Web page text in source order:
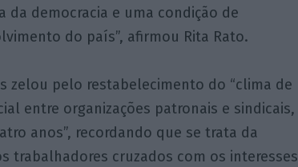
da democracia e uma condição de
do país”, afirmou Rita Rato.
zelou pelo restabelecimento do “clima de
entre organizações patronais e sindicais,
anos”, recordando que se trata da
trabalhadores cruzados com os interesses